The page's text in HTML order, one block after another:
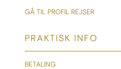
GÅ TIL PROFIL REJSER
PRAKTISK INFO
BETALING